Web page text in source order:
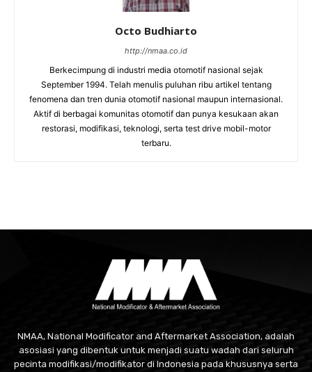
Octo Budhiarto
http://nmaa.co.id
Berkecimpung di industri media otomotif nasional sejak
September 1994. Telah menulis puluhan ribu artikel tentang
fenomena dan tren dunia otomotif nasional maupun internasional.
Aktif di berbagai komunitas otomotif dan punya kesukaan akan
restorasi, modifikasi, teknologi, serta test drive mobil-motor
terbaru.
NMAA, National Modificator and Aftermarket Association, adalah
asosiasi yang dibentuk untuk menjadi suatu wadah dari seluruh
pecinta modifikasi/modifikator di Indonesia pada khususnya serta